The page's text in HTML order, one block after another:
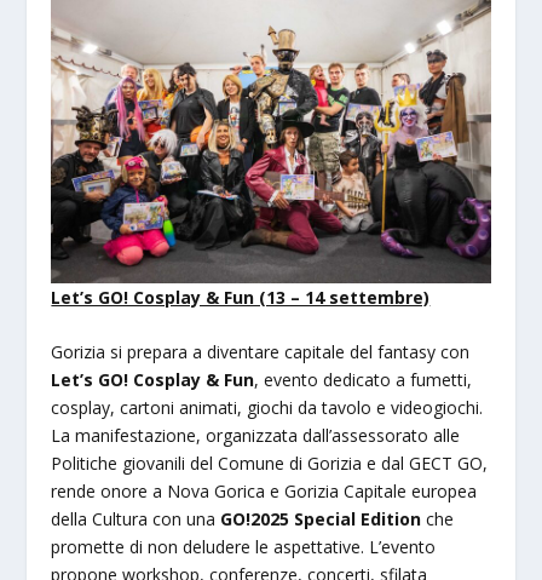
Let’s GO! Cosplay & Fun (13 – 14 settembre)
Gorizia si prepara a diventare capitale del fantasy con
Let’s GO! Cosplay & Fun, evento dedicato a fumetti,
cosplay, cartoni animati, giochi da tavolo e videogiochi.
La manifestazione, organizzata dall’assessorato alle
Politiche giovanili del Comune di Gorizia e dal GECT GO,
rende onore a Nova Gorica e Gorizia Capitale europea
della Cultura con una GO!2025 Special Edition che
promette di non deludere le aspettative. L’evento
propone workshop, conferenze, concerti, sfilata